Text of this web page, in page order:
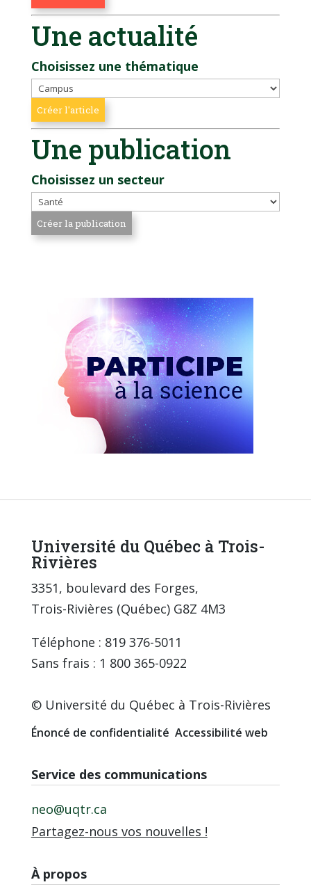
Une actualité
Choisissez une thématique
Une publication
Choisissez un secteur
Université du Québec à Trois-
Rivières
3351, boulevard des Forges,
Trois-Rivières (Québec) G8Z 4M3
Téléphone : 819 376-5011
Sans frais : 1 800 365-0922
© Université du Québec à Trois-Rivières
Énoncé de confidentialité Accessibilité web
Service des communications
neo@uqtr.ca
Partagez-nous vos nouvelles !
À propos